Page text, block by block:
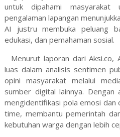
untuk dipahami
pengalaman lapangan
AI justru membuka peluang
edukasi, dan pemahaman sosial.
Menurut laporan dari Aksi.co,
luas dalam analisis sentimen
opini masyarakat melalui
sumber digital lainnya.
mengidentifikasi pola emosi dan
time, membantu pemerintah
kebutuhan warga dengan lebih